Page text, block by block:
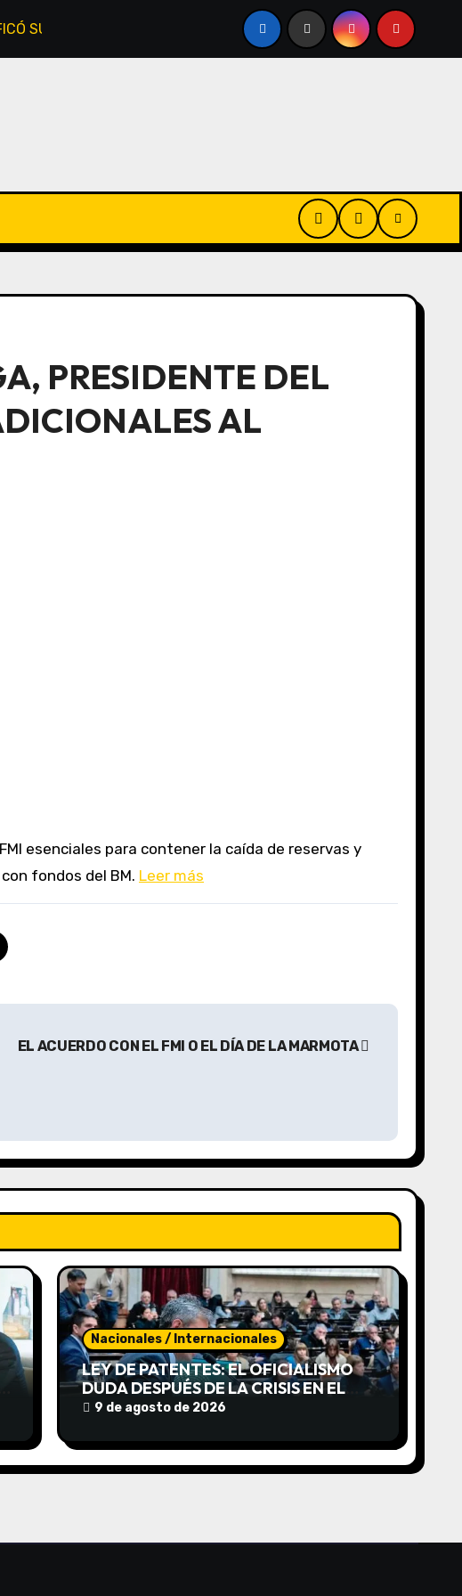
SU CANDIDATURA A PRESIDENTE POR EL PRO Y DICE QUE MACRI
PRESIDENTE DEL
AL
fondos del BM. Leer más
EL ACUERDO CON EL FMI O EL DÍA DE LA MARMOTA
Nacionales / Internacionales
LEY DE PATENTES: EL OFICIALISMO
DUDA DESPUÉS DE LA CRISIS EN EL
SENADO
9 de agosto de 2026